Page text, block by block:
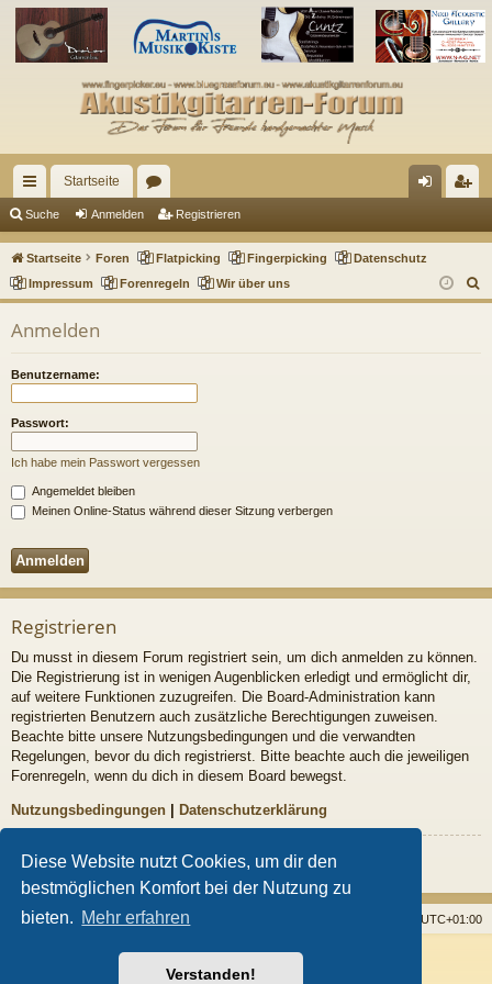
Diese Website nutzt Cookies, um dir den
bestmöglichen Komfort bei der Nutzung zu
bieten. Mehr erfahren
Verstanden!
ch
ne
llz
Startseite
en m ist
rie
Suche Anmelden Registrieren
Startseite Foren Flatpicking Fingerpicking
Datenschutz
Impressum
Forenregeln Wir über uns
u
Anmelden
Benutzername:
Passwort:
Ich habe mein Passwort vergessen
Angemeldet bleiben
Meinen Online-Status während dieser Sitzung verbergen
Registrieren
Du musst in diesem Forum registriert sein, um dich anmelden zu können.
Die Registrierung ist in wenigen Augenblicken erledigt und ermöglicht dir,
auf weitere Funktionen zuzugreifen. Die Board-Administration kann
registrierten Benutzern auch zusätzliche Berechtigungen zuweisen.
Beachte bitte unsere Nutzungsbedingungen und die verwandten
Regelungen, bevor du dich registrierst. Bitte beachte auch die jeweiligen
Forenregeln, wenn du dich in diesem Board bewegst.
Nutzungsbedingungen Datenschutzerklärung
Registrieren
Startseite Foren UTC+01:00
Powered byphpBB® Forum Software © phpBB Limited
Arty- Aktualisieren phpBB 3.2 von MrGaby